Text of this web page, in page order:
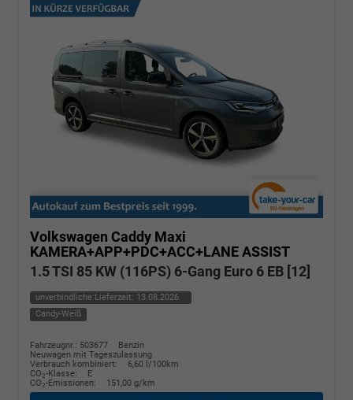
Volkswagen Caddy Maxi
KAMERA+APP+PDC+ACC+LANE ASSIST
1.5 TSI 85 KW (116PS) 6-Gang Euro 6 EB [12]
unverbindliche Lieferzeit: 13.08.2026
Candy-Weiß
Fahrzeugnr.: 503677
Benzin
Neuwagen mit Tageszulassung
Verbrauch kombiniert:
6,60 l/100km
CO2-Klasse:
E
CO2-Emissionen: 151,00 g/km